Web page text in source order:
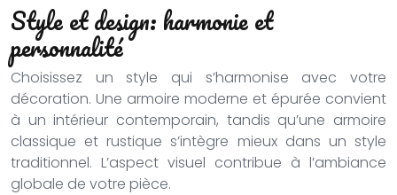
Style et design: harmonie et
personnalité
Choisissez un style qui s’harmonise avec votre
décoration. Une armoire moderne et épurée convient
à un intérieur contemporain, tandis qu’une armoire
classique et rustique s’intègre mieux dans un style
traditionnel. L’aspect visuel contribue à l’ambiance
globale de votre pièce.